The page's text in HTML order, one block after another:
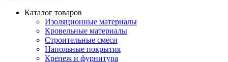
Каталог товаров
Изоляционные материалы
Кровельные материалы
Строительные смеси
Напольные покрытия
Крепеж и фурнитура